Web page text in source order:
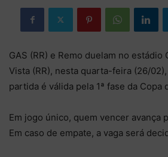
GAS (RR) e Remo duelam no estádio
Vista (RR), nesta quarta-feira (26/
partida é válida pela 1ª fase da Copa
Em jogo único, quem vencer avança
Em caso de empate, a vaga será